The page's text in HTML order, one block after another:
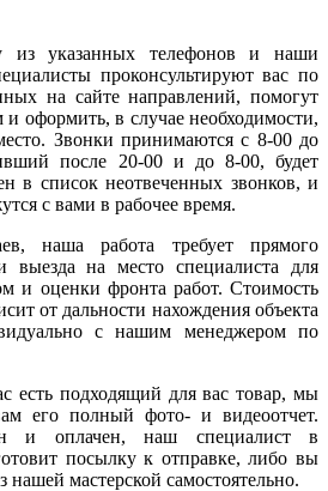
из указанных телефонов и наши
проконсультируют вас по
на сайте направлений, помогут
и оформить, в случае необходимости,
Звонки принимаются с 8-00 до
после 20-00 и до 8-00, будет
в список неотвеченных звонков, и
с вами в рабочее время.
наша работа требует прямого
выезда на место специалиста для
и оценки фронта работ. Стоимость
от дальности нахождения объекта
с нашим менеджером по
есть подходящий для вас товар, мы
его полный фото- и видеоотчет.
и оплачен, наш специалист в
посылку к отправке, либо вы
нашей мастерской самостоятельно.